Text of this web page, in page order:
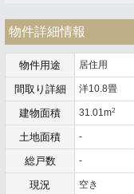
物件詳細情報
物件用途 居住用
間取り詳細 洋10.8畳
建物面積 31.01m2
土地面積 -
総戸数 -
現況 空き